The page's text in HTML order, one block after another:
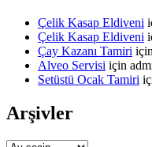
Çelik Kasap Eldiveni
Çelik Kasap Eldiveni
Çay Kazanı Tamiri için
Alveo Servisi için
Setüstü Ocak Tamiri
Arşivler